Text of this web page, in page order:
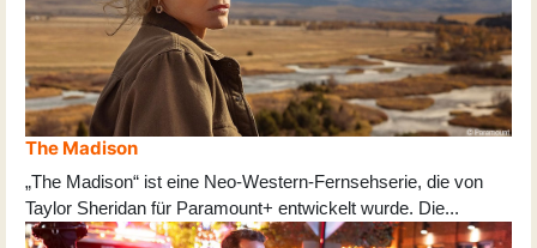
The Madison
„The Madison“ ist eine Neo-Western-Fernsehserie, die von
Taylor Sheridan für Paramount+ entwickelt wurde. Die...